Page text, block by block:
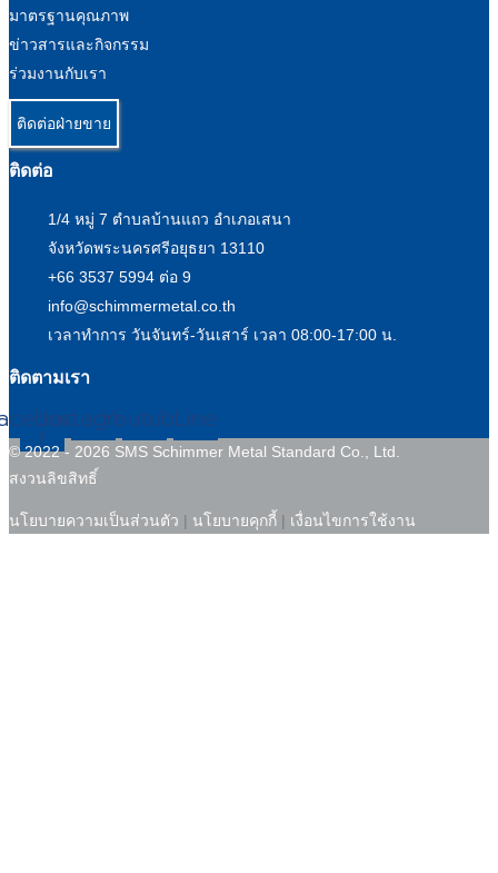
มาตรฐานคุณภาพ
ข่าวสารและกิจกรรม
ร่วมงานกับเรา
ติดต่อฝ่ายขาย
ติดต่อ
1/4 หมู่ 7 ตำบลบ้านแถว อำเภอเสนา
จังหวัดพระนครศรีอยุธยา 13110
+66 3537 5994 ต่อ 9
info@schimmermetal.co.th
เวลาทำการ วันจันทร์-วันเสาร์ เวลา 08:00-17:00 น.
ติดตามเรา
f
InstagramYoutubeLine
© 2022 - 2026 SMS Schimmer Metal Standard Co., Ltd.
สงวนลิขสิทธิ์
นโยบายความเป็นส่วนตัว | นโยบายคุกกี้ | เงื่อนไขการใช้งาน